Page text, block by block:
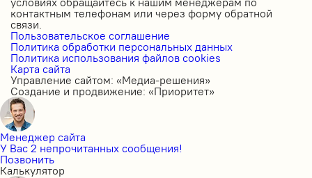
контактным телефонам или через форму обратной
связи.
Пользовательское соглашение
Политика обработки персональных данных
Политика использования файлов cookies
Карта сайта
Управление сайтом: «Медиа-решения»
Создание и продвижение: «Приоритет»
Менеджер сайта
У Вас 2 непрочитанных сообщения!
Позвонить
Калькулятор